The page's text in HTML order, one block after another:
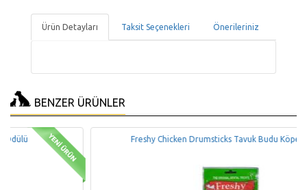
Ürün Detayları Taksit Seçenekleri Önerileriniz
BENZER ÜRÜNLER
Freshy Chicken Drumsticks Tavuk Budu Köpek Ödülü